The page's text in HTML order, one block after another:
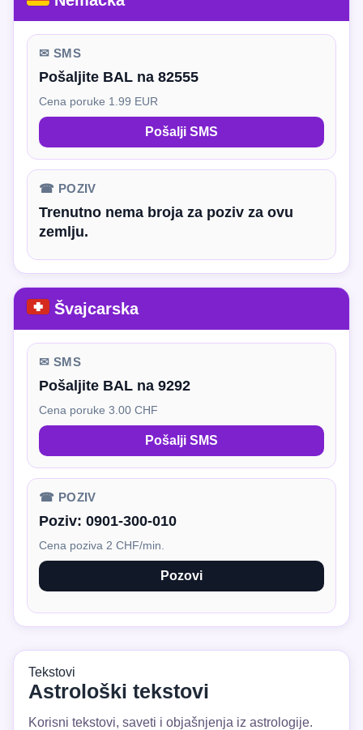
✉ SMS
Pošaljite BAL na 82555
Cena poruke 1.99 EUR
Pošalji SMS
☎ POZIV
Trenutno nema broja za poziv za ovu
zemlju.
Švajcarska
✉ SMS
Pošaljite BAL na 9292
Cena poruke 3.00 CHF
Pošalji SMS
☎ POZIV
Poziv: 0901-300-010
Cena poziva 2 CHF/min.
Pozovi
Tekstovi
Astrološki tekstovi
Korisni tekstovi, saveti i objašnjenja iz astrologije.